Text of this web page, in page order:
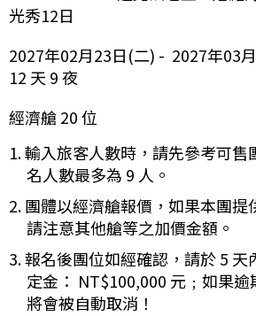
光秀12日
2027年02月23日(二) - 2027年03
12 天 9 夜
經濟艙 20 位
1. 輸入旅客人數時，請先參考可售
名人數最多為 9 人。
2. 團體以經濟艙報價，如果本團提
請注意其他艙等之加價金額。
3. 報名後團位如經確認，請於 5 天
定金： NT$100,000 元﹔如果
將會被自動取消！